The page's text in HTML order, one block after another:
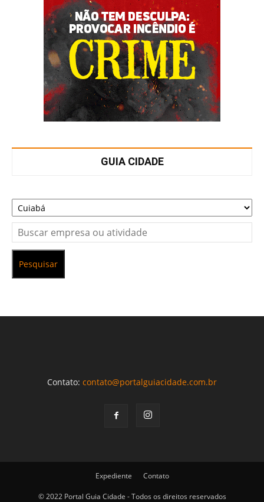
GUIA CIDADE
Pesquisar
Contato: contato@portalguiacidade.com.br
Expediente Contato
© 2022 Portal Guia Cidade - Todos os direitos reservados